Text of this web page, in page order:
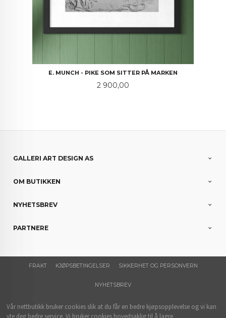
E. MUNCH - PIKE SOM SITTER PÅ MARKEN
Pris
2 900,00
GALLERI ART DESIGN AS
OM BUTIKKEN
NYHETSBREV
PARTNERE
FRAKT KJØPSBETINGELSER SIKKERHET OG PERSONVERN
NYHETSBREV
Vår nettbutikk bruker cookies slik at du får en bedre kjøpsopplevelse og vi kan
yte deg bedre service. Vi bruker cookies hovedsaklig til å lagre